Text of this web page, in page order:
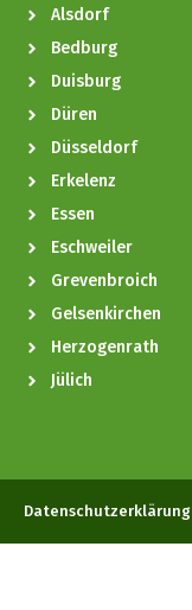
Alsdorf
Bedburg
Duisburg
Düren
Düsseldorf
Erkelenz
Essen
Eschweiler
Grevenbroich
Gelsenkirchen
Herzogenrath
Jülich
Datenschutzerklärung